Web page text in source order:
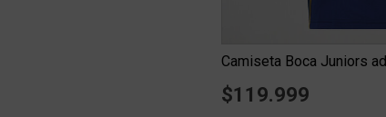
$119.999